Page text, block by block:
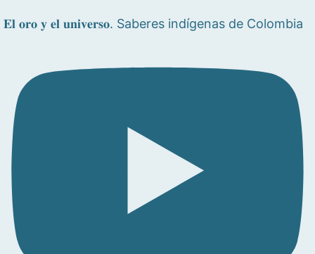
𝐄𝐥 𝐨𝐫𝐨 𝐲 𝐞𝐥 𝐮𝐧𝐢𝐯𝐞𝐫𝐬𝐨. Saberes indígenas de Colombia